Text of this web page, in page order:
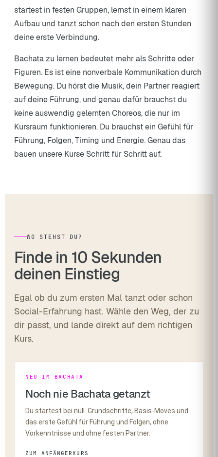
startest in festen Gruppen, lernst in einem klaren
Aufbau und tanzt schon nach den ersten Stunden
deine erste Verbindung.
Bachata zu lernen bedeutet mehr als Schritte oder
Figuren. Es ist eine nonverbale Kommunikation durch
Bewegung. Du hörst die Musik, dein Partner reagiert
auf deine Führung, und genau dafür brauchst du
keine auswendig gelernten Choreos, die nur im
Kursraum funktionieren. Du brauchst ein Gefühl für
Führung, Folgen, Timing und Energie. Genau das
bauen unsere Kurse Schritt für Schritt auf.
WO STEHST DU?
Finde in 10 Sekunden
deinen Einstieg
Egal ob du zum ersten Mal tanzt oder schon
Social-Erfahrung hast. Wähle den Weg, der zu
dir passt, und lande direkt auf dem richtigen
Kurs.
NEU IM BACHATA
Noch nie Bachata getanzt
Du startest bei null. Grundschritte, Basis-Moves und
das erste Gefühl für Führung und Folgen, ohne
Vorkenntnisse und ohne festen Partner.
ZUM ANFÄNGERKURS